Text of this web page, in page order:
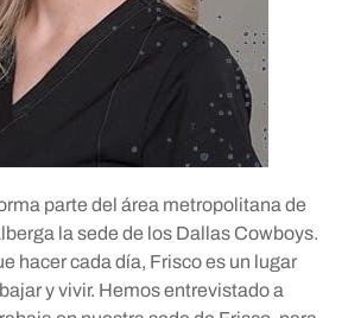
parte del área metropolitana de
la sede de los Dallas Cowboys.
hacer cada día, Frisco es un lugar
y vivir. Hemos entrevistado a